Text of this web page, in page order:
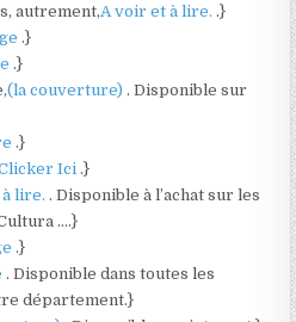
autrement,A voir et à lire. .}
.}
.}
(la couverture) . Disponible sur
.}
Ici .}
lire. . Disponible à l’achat sur les
….}
.}
. Disponible dans toutes les
département.}